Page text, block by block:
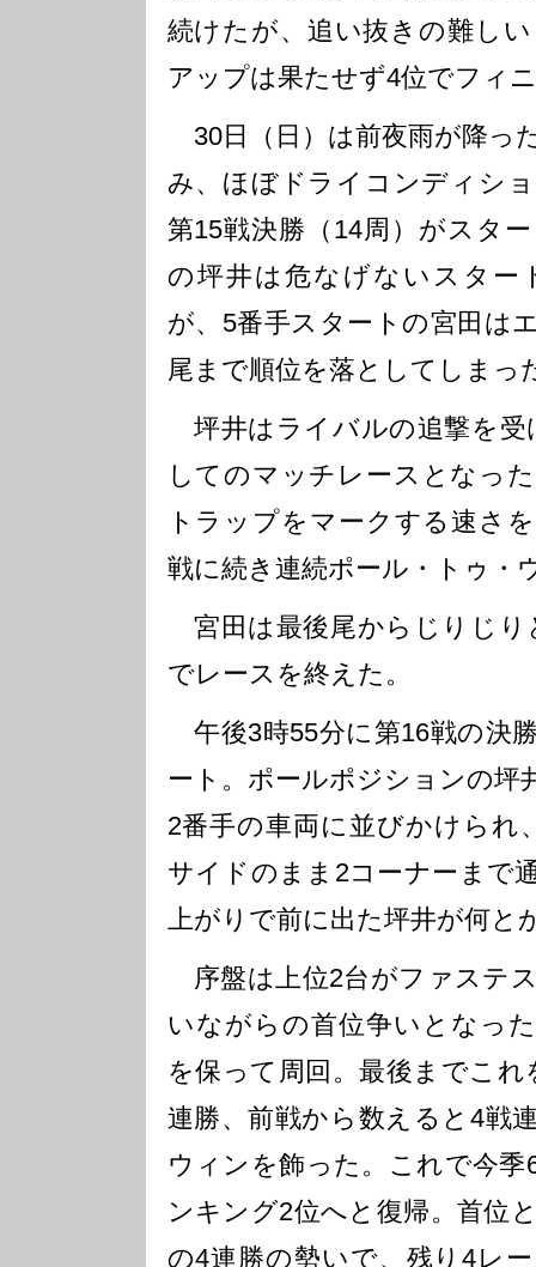
続けたが、追い抜きの難し
アップは果たせず4位でフィ
30日（日）は前夜雨が降っ
み、ほぼドライコンディシ
第15戦決勝（14周）がスタ
の坪井は危なげないスター
が、5番手スタートの宮田は
尾まで順位を落としてしまっ
坪井はライバルの追撃を受
してのマッチレースとなっ
トラップをマークする速さ
戦に続き連続ポール・トゥ・
宮田は最後尾からじりじり
でレースを終えた。
午後3時55分に第16戦の決
ート。ポールポジションの坪
2番手の車両に並びかけられ
サイドのまま2コーナーまで
上がりで前に出た坪井が何と
序盤は上位2台がファステ
いながらの首位争いとなっ
を保って周回。最後までこ
連勝、前戦から数えると4戦
ウィンを飾った。これで今
ンキング2位へと復帰。首位
の4連勝の勢いで、残り4レ